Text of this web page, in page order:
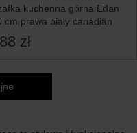
kuchenna górna Edan
cm prawa biały canadian
zł